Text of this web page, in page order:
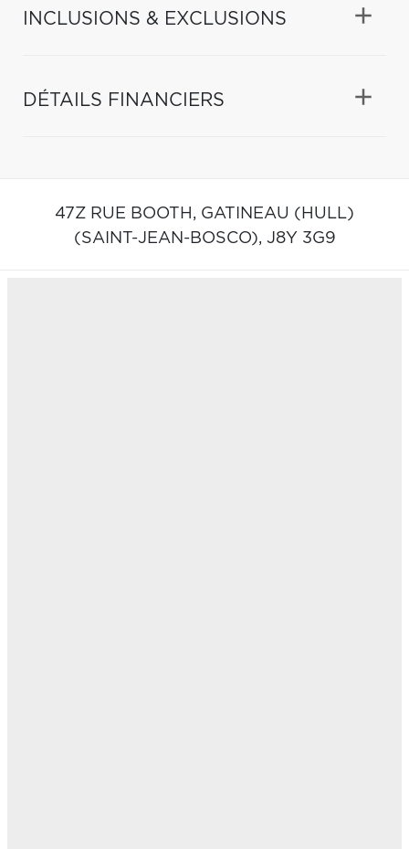
INCLUSIONS & EXCLUSIONS
DÉTAILS FINANCIERS
47Z RUE BOOTH, GATINEAU (HULL)
(SAINT-JEAN-BOSCO), J8Y 3G9